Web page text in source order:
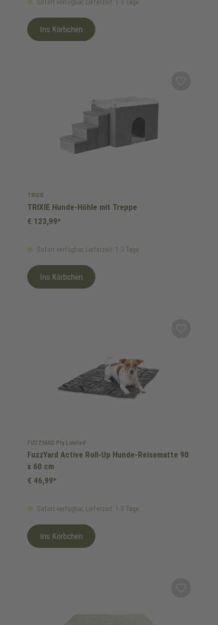
Sofort verfügbar, Lieferzeit: 1-3 Tage
Ins Körbchen
TRIXIE
TRIXIE Hunde-Höhle mit Treppe
Sofort verfügbar, Lieferzeit: 1-3 Tage
€ 123,99*
Ins Körbchen
FUZZYARD Pty Limited
FuzzYard Active Roll-Up Hunde-Reisematte 90
x 60 cm
Sofort verfügbar, Lieferzeit: 1-3 Tage
€ 46,99*
Ins Körbchen